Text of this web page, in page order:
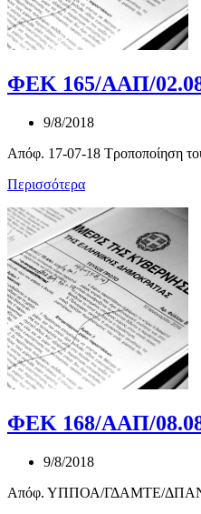
ΦΕΚ 165/ΑΑΠ/
9/8/2018
Απόφ. 17-07-18 Τροποποίηση
Περισσότερα
ΦΕΚ 168/ΑΑΠ/
9/8/2018
Απόφ. ΥΠΠΟΑ/ΓΔΑΜΤΕ/ΔΠΑΝΣΜ/